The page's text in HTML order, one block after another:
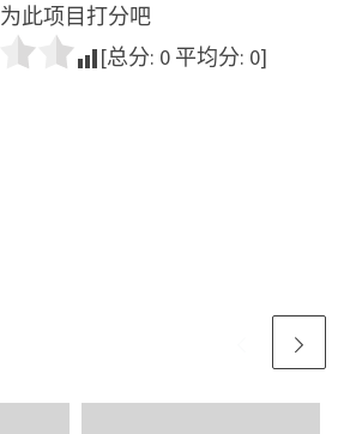
为此项目打分吧
[总分: 0 平均分: 0]